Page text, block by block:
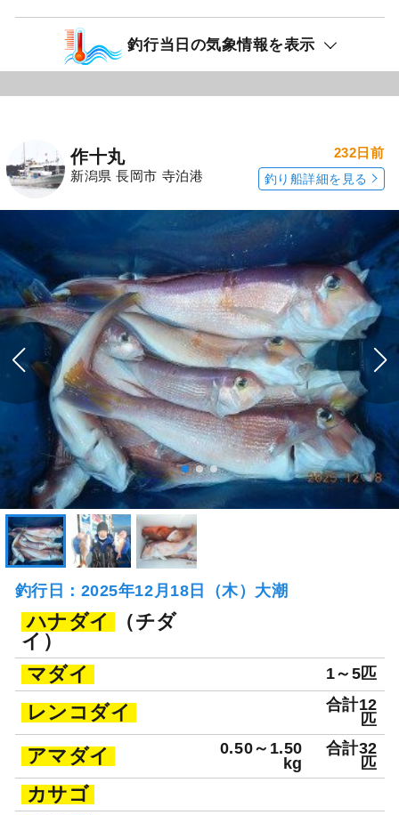
釣行当日の気象情報を表示
作十丸
新潟県 長岡市 寺泊港
232日前
釣り船詳細を見る
釣行日：2025年12月18日（木）大潮
ハナダイ
（チダ
イ）
マダイ
1～5匹
レンコダイ
合計12
匹
アマダイ
0.50～1.50
kg
合計32
匹
カサゴ